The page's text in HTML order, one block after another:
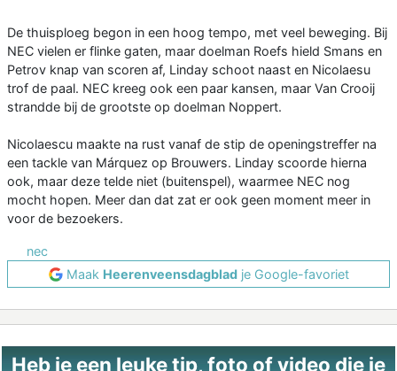
De thuisploeg begon in een hoog tempo, met veel beweging. Bij
NEC vielen er flinke gaten, maar doelman Roefs hield Smans en
Petrov knap van scoren af, Linday schoot naast en Nicolaesu
trof de paal. NEC kreeg ook een paar kansen, maar Van Crooij
strandde bij de grootste op doelman Noppert.
Nicolaescu maakte na rust vanaf de stip de openingstreffer na
een tackle van Márquez op Brouwers. Linday scoorde hierna
ook, maar deze telde niet (buitenspel), waarmee NEC nog
mocht hopen. Meer dan dat zat er ook geen moment meer in
voor de bezoekers.
nec
Maak Heerenveensdagbladje Google-favoriet
Heb je een leuke tip, foto of video die je